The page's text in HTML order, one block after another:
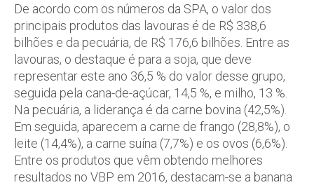
De acordo com os números da SPA, o valor dos
principais produtos das lavouras é de R$ 338,6
bilhões e da pecuária, de R$ 176,6 bilhões. Entre as
lavouras, o destaque é para a soja, que deve
representar este ano 36,5 % do valor desse grupo,
seguida pela cana-de-açúcar, 14,5 %, e milho, 13 %.
Na pecuária, a liderança é da carne bovina (42,5%).
Em seguida, aparecem a carne de frango (28,8%), o
leite (14,4%), a carne suína (7,7%) e os ovos (6,6%).
Entre os produtos que vêm obtendo melhores
resultados no VBP em 2016, destacam-se a banana